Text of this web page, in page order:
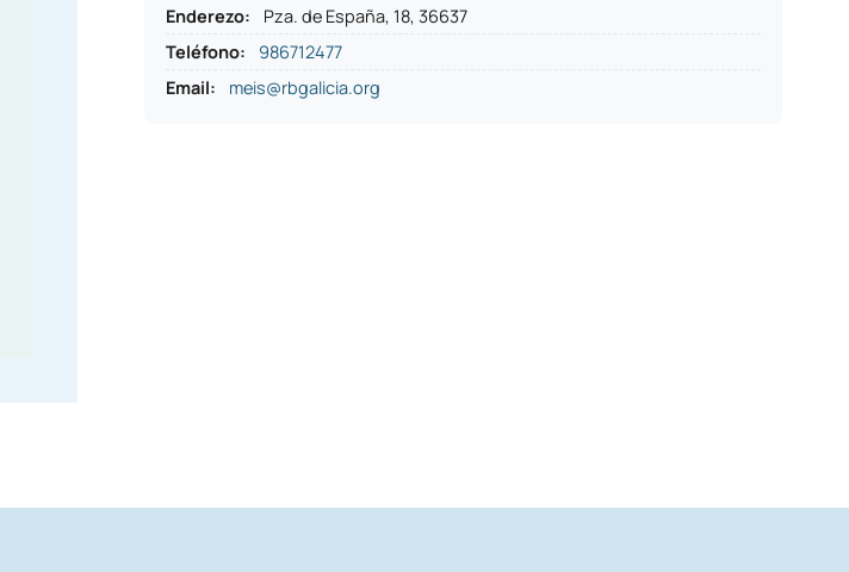
Enderezo:
Pza. de España, 18, 36637
Teléfono:
986712477
Email:
meis@rbgalicia.org